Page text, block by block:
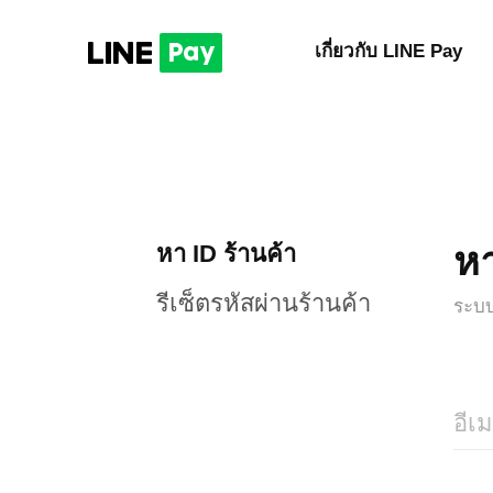
เกี่ยวกับ LINE Pay
หา ID ร้านค้า
รีเซ็ตรหัสผ่านร้านค้า
ห
ระบ
อีเ